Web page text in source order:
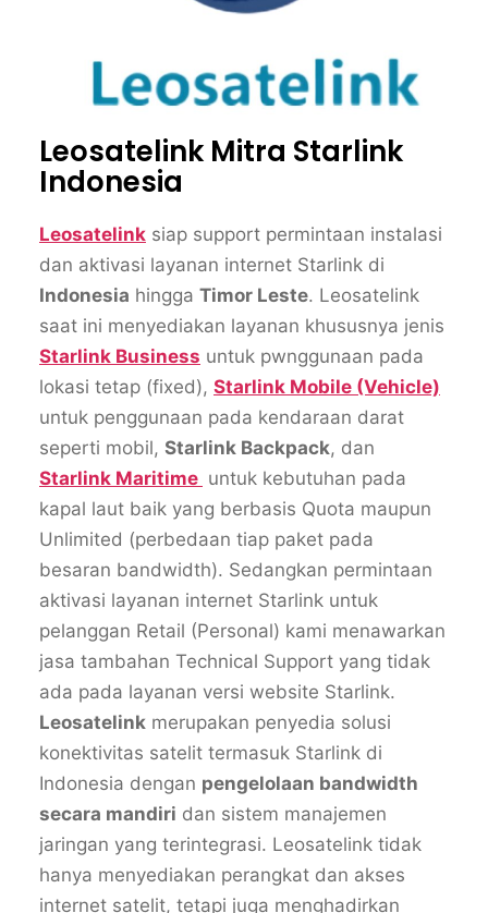
Leosatelink Mitra Starlink
Indonesia
Leosatelink siap support permintaan instalasi
dan aktivasi layanan internet Starlink di
Indonesia hingga Timor Leste. Leosatelink
saat ini menyediakan layanan khususnya jenis
Starlink Business untuk pwnggunaan pada
lokasi tetap (fixed), Starlink Mobile (Vehicle)
untuk penggunaan pada kendaraan darat
seperti mobil, Starlink Backpack, dan
Starlink Maritime untuk kebutuhan pada
kapal laut baik yang berbasis Quota maupun
Unlimited (perbedaan tiap paket pada
besaran bandwidth). Sedangkan permintaan
aktivasi layanan internet Starlink untuk
pelanggan Retail (Personal) kami menawarkan
jasa tambahan Technical Support yang tidak
ada pada layanan versi website Starlink.
Leosatelink merupakan penyedia solusi
konektivitas satelit termasuk Starlink di
Indonesia dengan pengelolaan bandwidth
secara mandiri dan sistem manajemen
jaringan yang terintegrasi. Leosatelink tidak
hanya menyediakan perangkat dan akses
internet satelit, tetapi juga menghadirkan